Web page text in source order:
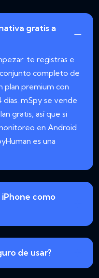
gratis a
te registras e
conjunto completo de
plan premium con
mSpy se vende
gratis, así que si
en Android
es una
como
de usar?